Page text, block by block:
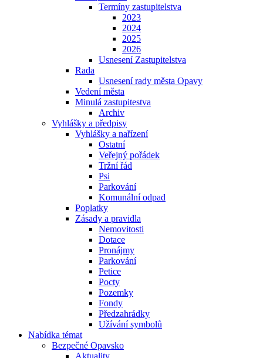
Termíny zastupitelstva
2023
2024
2025
2026
Usnesení Zastupitelstva
Rada
Usnesení rady města Opavy
Vedení města
Minulá zastupitestva
Archiv
Vyhlášky a předpisy
Vyhlášky a nařízení
Ostatní
Veřejný pořádek
Tržní řád
Psi
Parkování
Komunální odpad
Poplatky
Zásady a pravidla
Nemovitosti
Dotace
Pronájmy
Parkování
Petice
Pocty
Pozemky
Fondy
Předzahrádky
Užívání symbolů
Nabídka témat
Bezpečné Opavsko